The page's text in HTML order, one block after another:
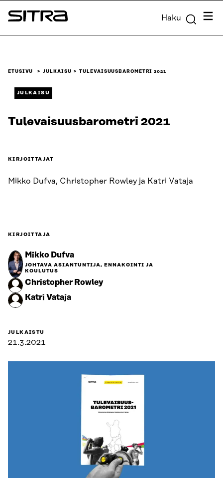
Siirry
suoraan
Sitra Haku
ETUSIVU JULKAISU TULEVAISUUSBAROMETRI 2021
JULKAISU
Tulevaisuusbarometri 2021
KIRJOITTAJAT
Mikko Dufva, Christopher Rowley ja Katri Vataja
KIRJOITTAJA
Mikko Dufva
JOHTAVA ASIANTUNTIJA, ENNAKOINTI JA
KOULUTUS
Christopher Rowley
Katri Vataja
JULKAISTU
21.3.2021